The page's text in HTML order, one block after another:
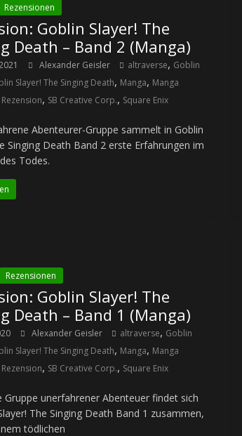
Rezensionen
Goblin Slayer! The
Death – Band 2 (Manga)
Alexander Geisler altraverse, Goblin
Slayer! The Singing Death, Manga, Manga
Rezension, SB Creative Corp., Square Enix
Abenteurer-Gruppe sammelt in Goblin
Singing Death Band 2 erste Erfahrungen im
Todes.
Rezensionen
Goblin Slayer! The
Death – Band 1 (Manga)
Alexander Geisler altraverse, Goblin
Slayer! The Singing Death, Manga, Manga
Rezension, SB Creative Corp., Square Enix
Gruppe unerfahrener Abenteuer findet sich
The Singing Death Band 1 zusammen,
tödlichen